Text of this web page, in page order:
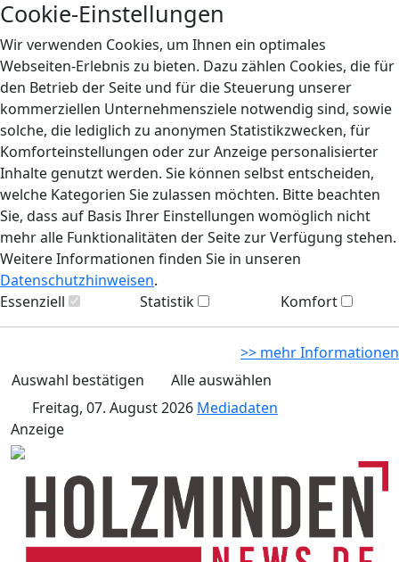
Cookie-Einstellungen
Wir verwenden Cookies, um Ihnen ein optimales
Webseiten-Erlebnis zu bieten. Dazu zählen Cookies, die für
den Betrieb der Seite und für die Steuerung unserer
kommerziellen Unternehmensziele notwendig sind, sowie
solche, die lediglich zu anonymen Statistikzwecken, für
Komforteinstellungen oder zur Anzeige personalisierter
Inhalte genutzt werden. Sie können selbst entscheiden,
welche Kategorien Sie zulassen möchten. Bitte beachten
Sie, dass auf Basis Ihrer Einstellungen womöglich nicht
mehr alle Funktionalitäten der Seite zur Verfügung stehen.
Weitere Informationen finden Sie in unseren
Datenschutzhinweisen.
Essenziell
Statistik Komfort
>> mehr Informationen
Auswahl bestätigen
Alle auswählen
Freitag, 07. August 2026 Mediadaten
Anzeige